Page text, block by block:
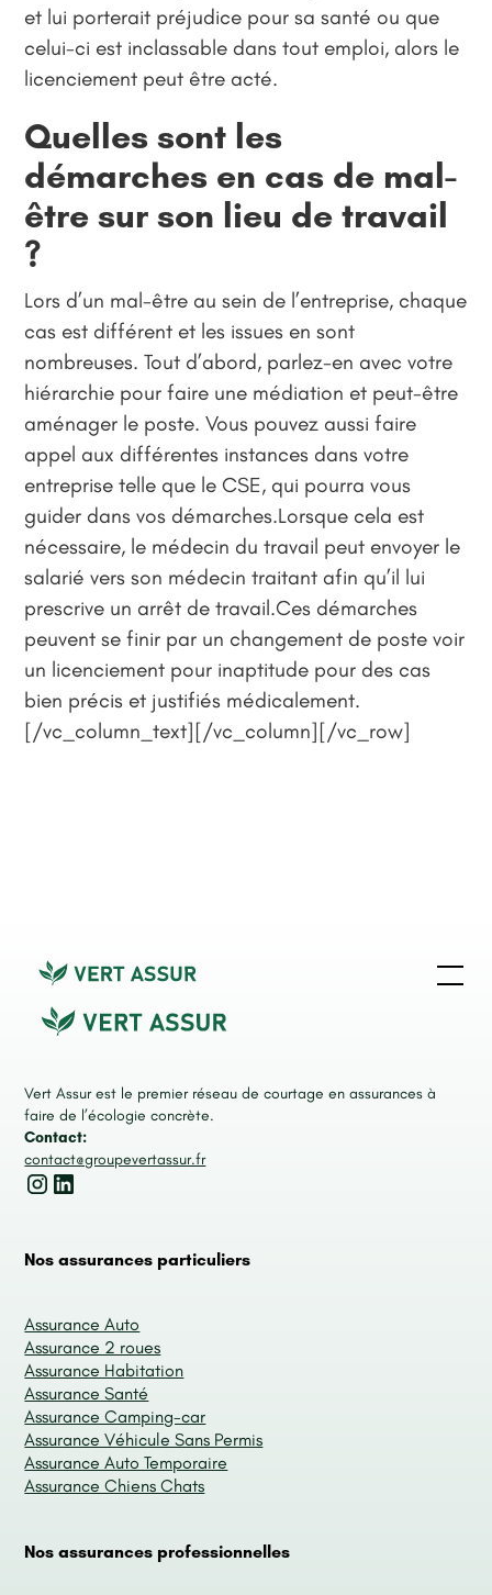
et lui porterait préjudice pour sa santé ou que
celui-ci est inclassable dans tout emploi, alors le
licenciement peut être acté.
Quelles sont les
démarches en cas de mal-
être sur son lieu de travail
?
Lors d’un mal-être au sein de l’entreprise, chaque
cas est différent et les issues en sont
nombreuses. Tout d’abord, parlez-en avec votre
hiérarchie pour faire une médiation et peut-être
aménager le poste. Vous pouvez aussi faire
appel aux différentes instances dans votre
entreprise telle que le CSE, qui pourra vous
guider dans vos démarches.Lorsque cela est
nécessaire, le médecin du travail peut envoyer le
salarié vers son médecin traitant afin qu’il lui
prescrive un arrêt de travail.Ces démarches
peuvent se finir par un changement de poste voir
un licenciement pour inaptitude pour des cas
bien précis et justifiés médicalement.
[/vc_column_text][/vc_column][/vc_row]
Vert Assur est le premier réseau de courtage en assurances à
faire de l’écologie concrète.
Contact:
contact@groupevertassur.fr
Nos assurances particuliers
Assurance Auto
Assurance 2 roues
Assurance Habitation
Assurance Santé
Assurance Camping-car
Assurance Véhicule Sans Permis
Assurance Auto Temporaire
Assurance Chiens Chats
Nos assurances professionnelles